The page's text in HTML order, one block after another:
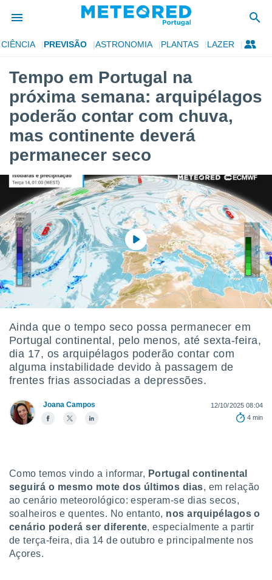
foi
para
as
fornecidas
a este
das
e
forma
digital
ou
permite-
a nossa
de alta
botão
o
no
como
um perfil
lhe
e
ACEITAR
CONTINUAR
CONFIGURAÇÕES
CIÊNCIA PREVISÃO ASTRONOMIA PLANTAS LAZER
Tempo em Portugal na
próxima semana: arquipélagos
poderão contar com chuva,
mas continente deverá
permanecer seco
Ainda que o tempo seco possa permanecer em
Portugal continental, pelo menos, até sexta-feira,
dia 17, os arquipélagos poderão contar com
alguma instabilidade devido à passagem de
frentes frias associadas a depressões.
Joana Campos
12/10/2025 08:04
4 min
Como temos vindo a informar, Portugal continental
seguirá o mesmo mote dos últimos dias, em relação
ao cenário meteorológico: esperam-se dias secos,
soalheiros e quentes. No entanto, nos arquipélagos o
cenário poderá ser diferente, especialmente a partir
de terça-feira, dia 14 de outubro e principalmente nos
Açores.